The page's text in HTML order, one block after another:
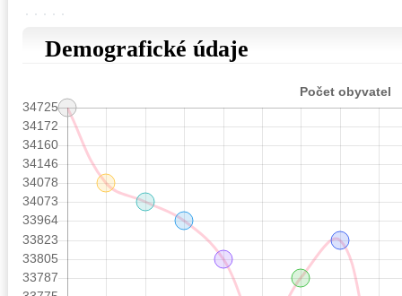
Demografické údaje